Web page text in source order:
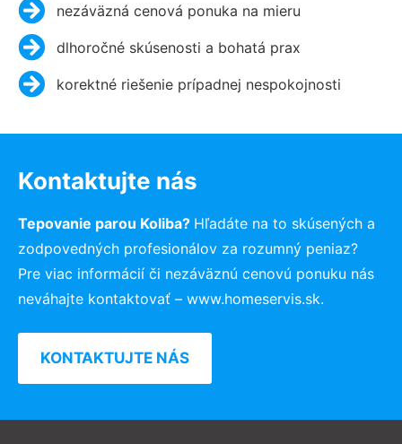
nezáväzná cenová ponuka na mieru
dlhoročné skúsenosti a bohatá prax
korektné riešenie prípadnej nespokojnosti
Kontaktujte nás
Tepovanie parou Koliba? Hľadáte na to skúsených a
zodpovedných profesionálov za rozumný peniaz?
Pre viac informácií či nezáväznú cenovú ponuku nás
neváhajte kontaktovať – www.homeservis.sk.
KONTAKTUJTE NÁS